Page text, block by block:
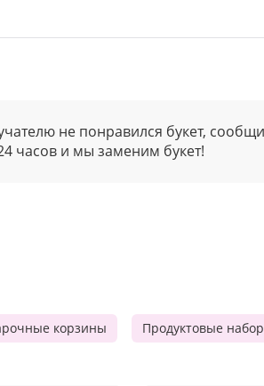
не понравился букет,
часов и мы заменим букет!
корзины Продуктовые